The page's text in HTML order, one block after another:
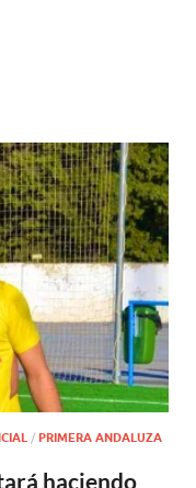
/ PRIMERA ANDALUZA
haciendo